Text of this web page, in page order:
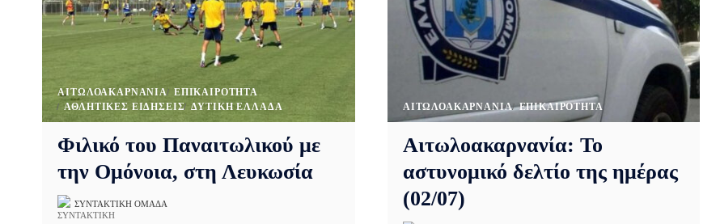
AΙΤΩΛΟΑΚΑΡΝΑΝΊΑ EΠΙΚΑΙΡΌΤΗΤΑ
ΑΘΛΗΤΙΚΈΣ ΕΙΔΉΣΕΙΣ ΔΥΤΙΚΉ ΕΛΛΆΔΑ
Φιλικό του Παναιτωλικού με
την Ομόνοια, στη Λευκωσία
ΣΥΝΤΑΚΤΙΚΉ ΟΜΆΔΑ
AΙΤΩΛΟΑΚΑΡΝΑΝΊΑ EΠΙΚΑΙΡΌΤΗΤΑ
Αιτωλοακαρνανία: Το
αστυνομικό δελτίο της ημέρας
(02/07)